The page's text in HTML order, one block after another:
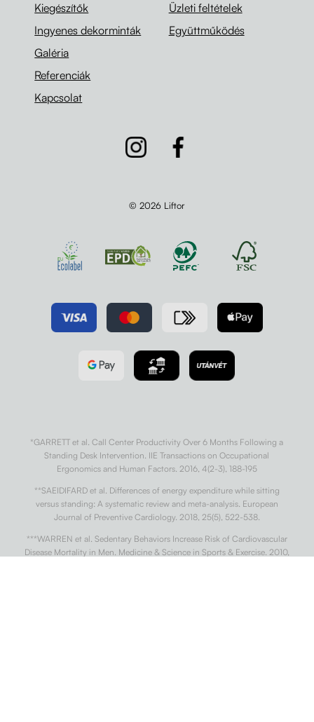
Kiegészítők
Ingyenes dekorminták
Galéria
Referenciák
Kapcsolat
Üzleti feltételek
Együttműködés
© 2026 Liftor
*GARRETT et al. Call Center Productivity Over 6 Months Following a
Standing Desk Intervention. IIE Transactions on Occupational
Ergonomics and Human Factors. 2016, 4(2-3), 188-195
**SAEIDIFARD et al. Differences of energy expenditure while sitting
versus standing: A systematic review and meta-analysis. European
Journal of Preventive Cardiology. 2018, 25(5), 522-538.
***WARREN et al. Sedentary Behaviors Increase Risk of Cardiovascular
Disease Mortality in Men. Medicine & Science in Sports & Exercise. 2010,